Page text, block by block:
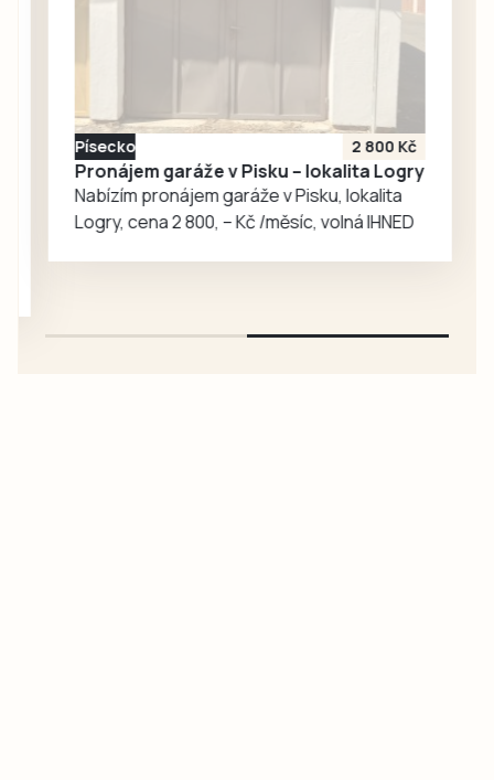
Nicholas Merrick,
a opakovaně už do
Vyššího Brodu
zavítal, ale i
geofyzik a
badatel…
Písecko 2 800 Kč
Pronájem garáže v Pisku – lokalita Logry
Nabízím pronájem garáže v Pisku, lokalita
Logry, cena 2 800, – Kč /měsíc, volná IHNED